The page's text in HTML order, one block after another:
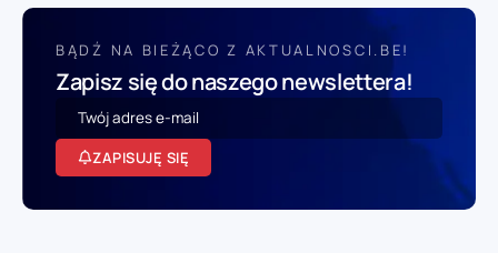
BĄDŹ NA BIEŻĄCO Z AKTUALNOSCI.BE!
Zapisz się do naszego newslettera!
ZAPISUJĘ SIĘ